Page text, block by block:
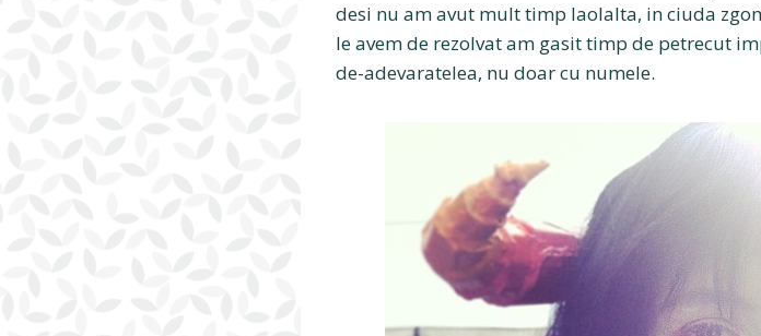
desi nu am avut mult timp laolalta, in ciuda
le avem de rezolvat am gasit timp de petrecut
de-adevaratelea, nu doar cu numele.